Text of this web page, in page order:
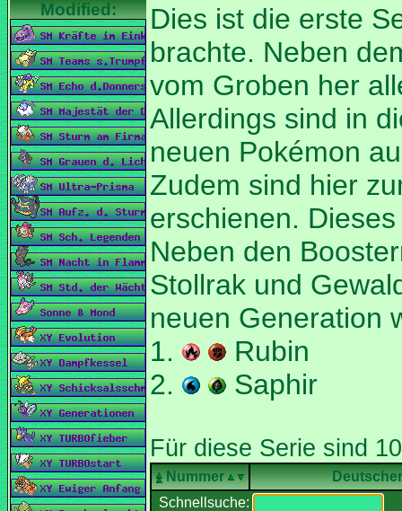
Dies ist die erste
brachte. Neben
vom Groben her
Allerdings sind in
neuen Pokémon
Zudem sind hier
erschienen.
Neben den
Stollrak und
neuen Generation
1.
Rubin
2.
Saphir
Nummer
Schnellsuche: